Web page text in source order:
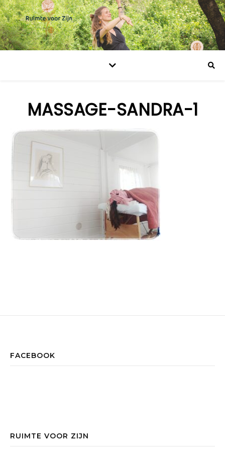
MASSAGE-SANDRA-1
FACEBOOK
RUIMTE VOOR ZIJN